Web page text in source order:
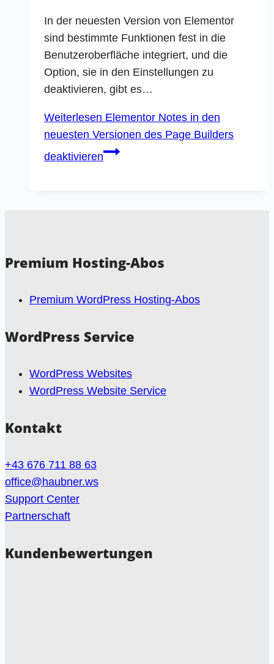
In der neuesten Version von Elementor
sind bestimmte Funktionen fest in die
Benutzeroberfläche integriert, und die
Option, sie in den Einstellungen zu
deaktivieren, gibt es…
Weiterlesen Elementor Notes in den
neuesten Versionen des Page Builders
deaktivieren
Premium Hosting-Abos
Premium WordPress Hosting-Abos
WordPress Service
WordPress Websites
WordPress Website Service
Kontakt
+43 676 711 88 63
office@haubner.ws
Support Center
Partnerschaft
Kundenbewertungen